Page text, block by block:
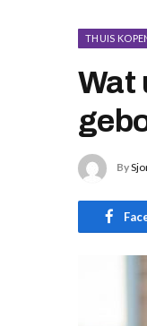
THUIS
Wat
By